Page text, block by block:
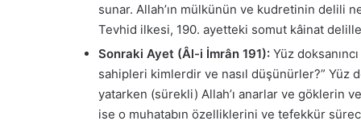
sunar. Allah’ın mülkünün ve kudretinin delili
Tevhid ilkesi, 190. ayetteki somut kâinat
Sonraki Ayet (Âl-i İmrân 191): Yüz
sahipleri kimlerdir ve nasıl düşünürler?” Yüz
yatarken (sürekli) Allah’ı anarlar ve göklerin
ise o muhatabın özelliklerini ve tefekkür